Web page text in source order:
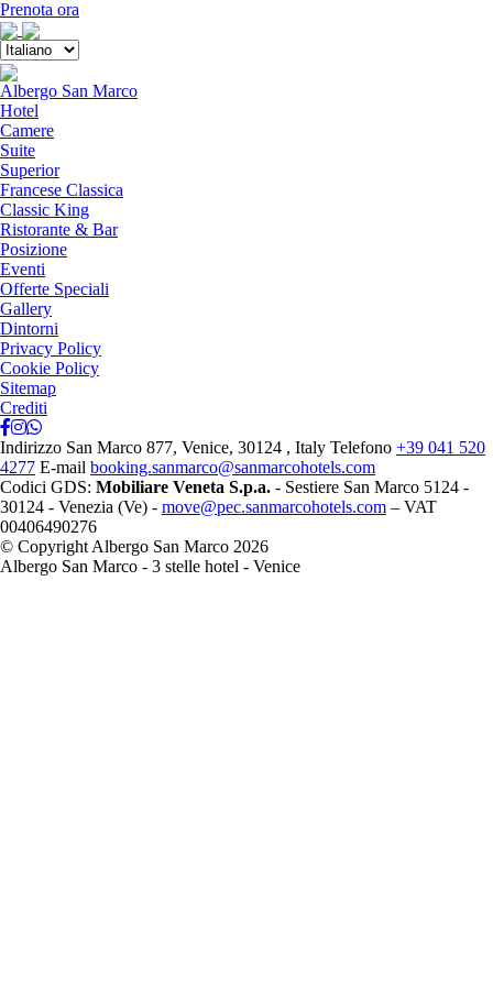
Menu
Prenota ora
Close
menu
Albergo San Marco
Hotel
Camere
Suite
Superior
Francese Classica
Classic King
Ristorante & Bar
Posizione
Eventi
Offerte Speciali
Gallery
Dintorni
Privacy Policy
Cookie Policy
Sitemap
Crediti
Indirizzo San Marco 877, Venice, 30124 , Italy Telefono +39 041 520
4277 E-mail booking.sanmarco@sanmarcohotels.com
Codici GDS: Mobiliare Veneta S.p.a. - Sestiere San Marco 5124 -
30124 - Venezia (Ve) - move@pec.sanmarcohotels.com – VAT
00406490276
© Copyright Albergo San Marco 2026
Albergo San Marco - 3 stelle hotel - Venice